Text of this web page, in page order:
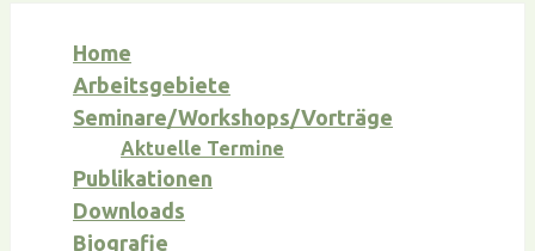
Home
Arbeitsgebiete
Seminare/Workshops/Vorträge
Aktuelle Termine
Publikationen
Downloads
Biografie